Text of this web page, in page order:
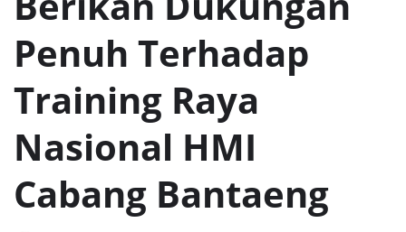
Penuh Terhadap
Training Raya
Nasional HMI
Cabang Bantaeng